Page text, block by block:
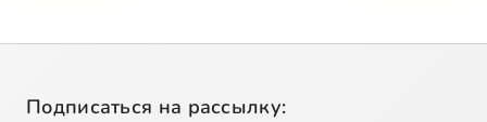
Подписаться на рассылку: